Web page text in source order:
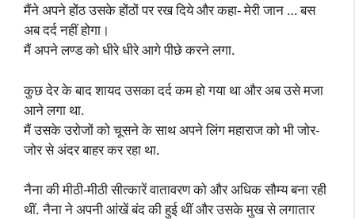
मैंने अपने होंठ उसके होंठों पर रख दिये और कहा- मेरी जान … बस
अब दर्द नहीं होगा।
मैं अपने लण्ड को धीरे धीरे आगे पीछे करने लगा.
कुछ देर के बाद शायद उसका दर्द कम हो गया था और अब उसे मजा
आने लगा था.
मैं उसके उरोजों को चूसने के साथ अपने लिंग महाराज को भी जोर-
जोर से अंदर बाहर कर रहा था.
नैना की मीठी-मीठी सीत्कारें वातावरण को और अधिक सौम्य बना रही
थीं. नैना ने अपनी आंखें बंद की हुई थीं और उसके मुख से लगातार